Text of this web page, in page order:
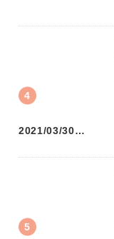
2021/03/30…